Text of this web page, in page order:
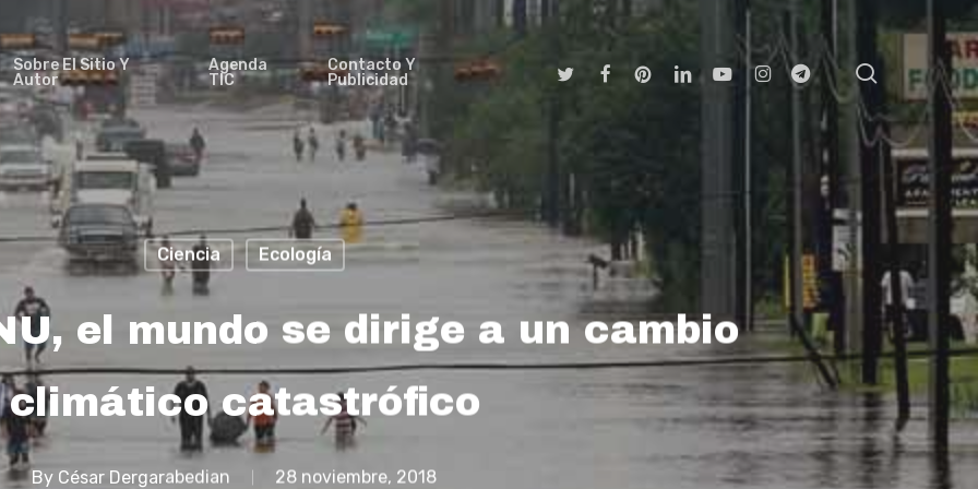
Sobre El Sitio Y
Autor
Agenda
TIC
Contacto Y
Publicidad
TwitterFacebookPinterestLinkedinYoutubeInstagram
Telegram search
Ciencia Ecología
el mundo se dirige a un cambio
climático catastrófico
By César Dergarabedian 28 noviembre, 2018